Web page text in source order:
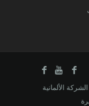
الشركة الألمانية